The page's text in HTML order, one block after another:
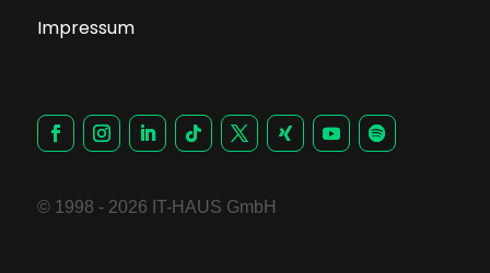
Impressum
© 1998 - 2026 IT-HAUS GmbH